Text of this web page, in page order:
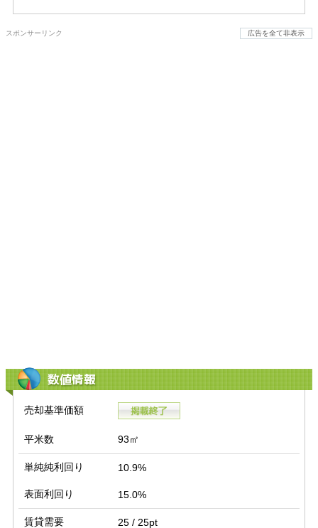
スポンサーリンク 広告を全て非表示
数値情報
売却基準価額
平米数 93㎡
単純純利回り 10.9%
表面利回り 15.0%
賃貸需要 25 / 25pt